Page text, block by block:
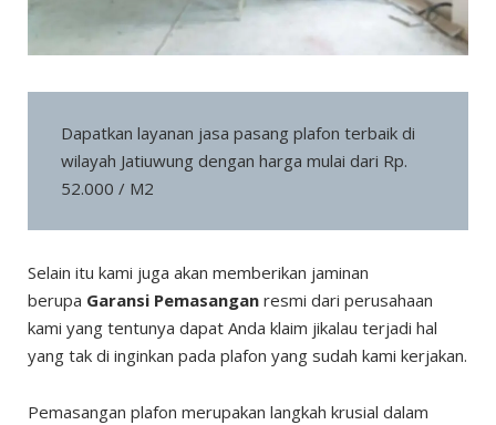
Dapatkan layanan jasa pasang plafon terbaik di
wilayah Jatiuwung dengan harga mulai dari Rp.
52.000 / M2
Selain itu kami juga akan memberikan jaminan
berupa Garansi Pemasangan resmi dari perusahaan
kami yang tentunya dapat Anda klaim jikalau terjadi hal
yang tak di inginkan pada plafon yang sudah kami kerjakan.
Pemasangan plafon merupakan langkah krusial dalam